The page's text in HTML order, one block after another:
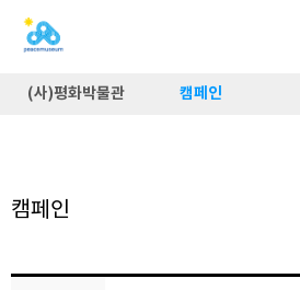
(사)평화박물관 캠페인
캠페인